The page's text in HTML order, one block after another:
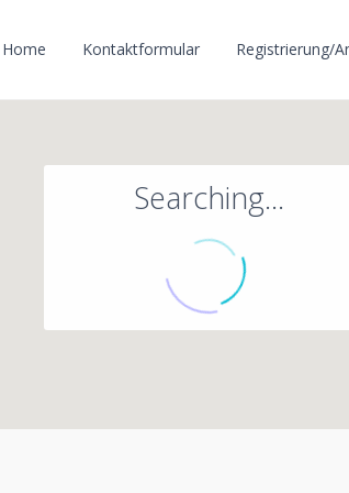
Home Kontaktformular Registrierung/
Searching...